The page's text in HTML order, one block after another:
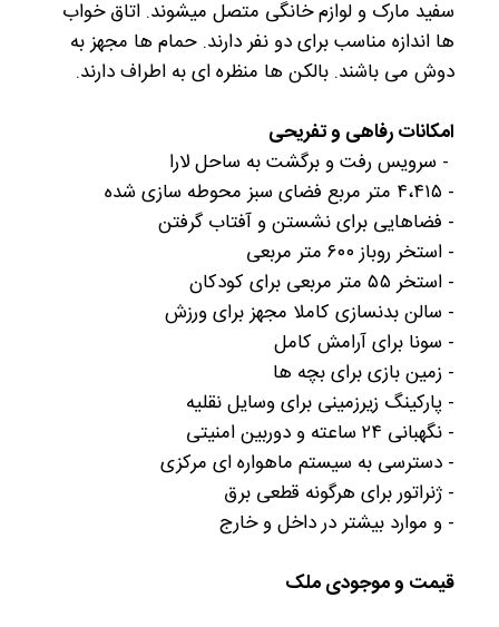
سفید مارک و لوازم خانگی متصل میشوند. اتاق خواب
ها اندازه مناسب برای دو نفر دارند. حمام ها مجهز به
دوش می باشند. بالکن ها منظره ای به اطراف دارند.
امکانات رفاهی و تفریحی
- سرویس رفت و برگشت به ساحل لارا
- ۴،۴۱۵ متر مربع فضای سبز محوطه سازی شده
- فضاهایی برای نشستن و آفتاب گرفتن
- استخر روباز ۶۰۰ متر مربعی
- استخر ۵۵ متر مربعی برای کودکان
- سالن بدنسازی کاملا مجهز برای ورزش
- سونا برای آرامش کامل
- زمین بازی برای بچه ها
- پارکینگ زیرزمینی برای وسایل نقلیه
- نگهبانی ۲۴ ساعته و دوربین امنیتی
- دسترسی به سیستم ماهواره ای مرکزی
- ژنراتور برای هرگونه قطعی برق
- و موارد بیشتر در داخل و خارج
قیمت و موجودی ملک